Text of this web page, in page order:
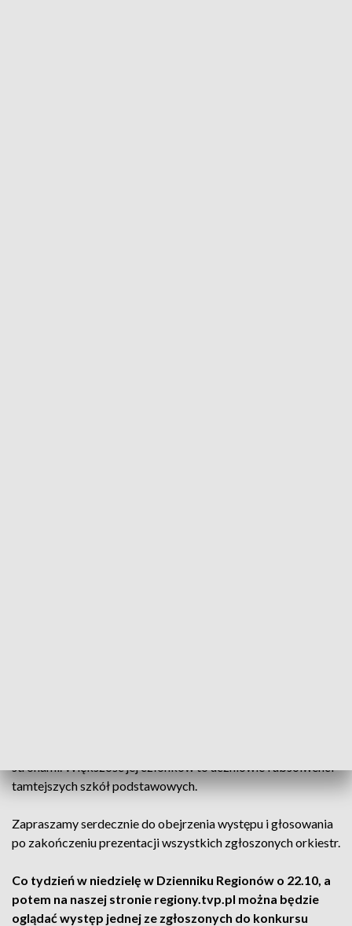
stronami. Większość jej członków to uczniowie i absolwenci
tamtejszych szkół podstawowych.
Zapraszamy serdecznie do obejrzenia występu i głosowania
po zakończeniu prezentacji wszystkich zgłoszonych orkiestr.
Co tydzień w niedzielę w Dzienniku Regionów o 22.10, a
potem na naszej stronie regiony.tvp.pl można będzie
oglądać występ jednej ze zgłoszonych do konkursu